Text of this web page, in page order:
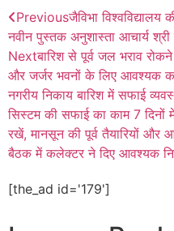
Previousजैविभा
नवीन पुस्तक अनुशास्ता आचार्य
Nextबारिश से पूर्व जल भराव
और जर्जर भवनों के लिए आवश्यक
नगरीय निकाय बारिश में सफाई
सिस्टम की सफाई का काम 7 दिनों
रखें, मानसून की पूर्व तैयारियों और
बैठक में कलेक्टर ने दिए आवश्यक
[the_ad id='179']